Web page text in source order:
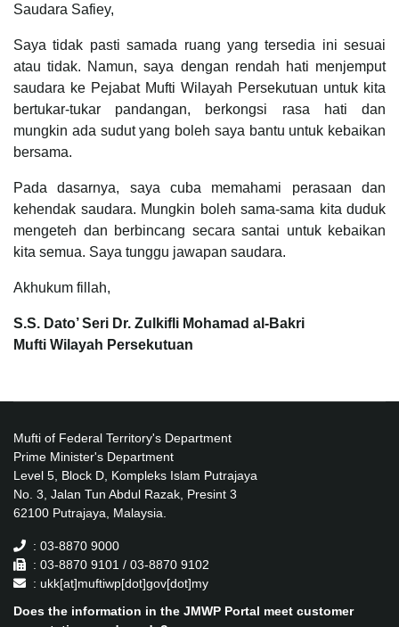
Saudara Safiey,
Saya tidak pasti samada ruang yang tersedia ini sesuai
atau tidak. Namun, saya dengan rendah hati menjemput
saudara ke Pejabat Mufti Wilayah Persekutuan untuk kita
bertukar-tukar pandangan, berkongsi rasa hati dan
mungkin ada sudut yang boleh saya bantu untuk kebaikan
bersama.
Pada dasarnya, saya cuba memahami perasaan dan
kehendak saudara. Mungkin boleh sama-sama kita duduk
mengeteh dan berbincang secara santai untuk kebaikan
kita semua. Saya tunggu jawapan saudara.
Akhukum fillah,
S.S. Dato’ Seri Dr. Zulkifli Mohamad al-Bakri
Mufti Wilayah Persekutuan
Mufti of Federal Territory's Department
Prime Minister's Department
Level 5, Block D, Kompleks Islam Putrajaya
No. 3, Jalan Tun Abdul Razak, Presint 3
62100 Putrajaya, Malaysia.
: 03-8870 9000
: 03-8870 9101 / 03-8870 9102
: ukk[at]muftiwp[dot]gov[dot]my
Does the information in the JMWP Portal meet customer